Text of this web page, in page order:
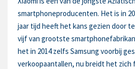
smartphoneproducenten. Het is in
jaar tijd heeft het kans gezien door
vijf van grootste
het in 2014 zelfs Samsung voorbij
verkoopaantallen, nu breidt het zich